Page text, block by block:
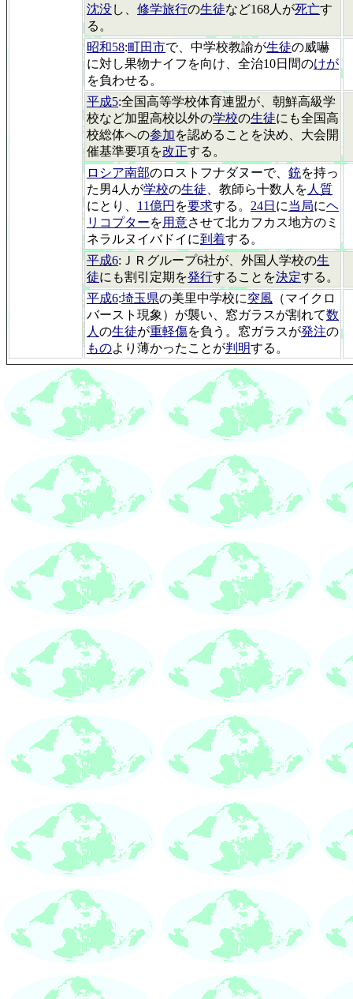
沈没し、 修学旅行の生徒など168人が死亡す
る。
昭和58:町田市で、中学校教諭が生徒の威嚇
に対し果物ナイフを向け、全治10日間のけが
を負わせる。
平成5:全国高等学校体育連盟が、朝鮮高級学
校など加盟高校以外の学校の生徒にも全国高
校総体への参加を認めることを決め、大会開
催基準要項を改正する。
ロシア南部のロストフナダヌーで、 銃を持っ
た男4人が学校の生徒 、教師ら十数人を 人質
にとり、 11億円 を要求する。 24日 に当局にヘ
リコプターを用意させて北カフカス地方のミ
ネラルヌイバドイに到着する。
平成6:ＪＲグループ6社が、外国人学校の生
徒にも割引定期を発行することを決定する。
平成6:埼玉県の美里中学校に突風 （マイクロ
バースト現象）が襲い、窓ガラスが割れて数
人 の生徒が重軽傷を負う。窓ガラスが発注の
ものより薄かったことが判明する。